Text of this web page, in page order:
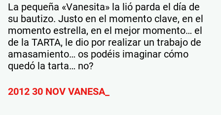
La pequeña «Vanesita» la lió parda el día de
su bautizo. Justo en el momento clave, en el
momento estrella, en el mejor momento… el
de la TARTA, le dio por realizar un trabajo de
amasamiento… os podéis imaginar cómo
quedó la tarta… no?
2012 30 NOV VANESA_